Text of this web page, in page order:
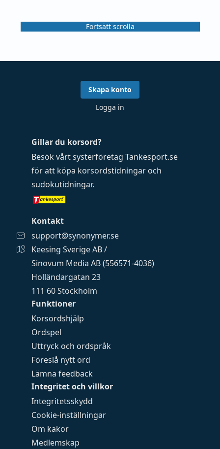
Fortsätt scrolla
Funktioner
Korsordshjälp
Ordspel
Uttryck och ordspråk
Föreslå nytt ord
Lämna feedback
Integritet och villkor
Integritetsskydd
Cookie-inställningar
Om kakor
Medlemskap
Gillar du korsord?
Besök vårt systerföretag Tankesport.se
för att köpa korsordstidningar och
sudokutidningar.
Kontakt
support@synonymer.se
Keesing Sverige AB /
Sinovum Media AB (556571-4036)
Holländargatan 23
111 60 Stockholm
Skapa konto
Logga in